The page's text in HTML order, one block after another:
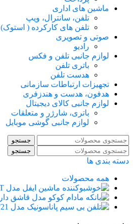
ماشین های اداری
تلفن، سانترال، ویپ
تلفن های کارکرده ( استوک)
صوتی و تصویری
رادیو
لوازم جانبی تلفن و فکس
باتری تلفن
هدست تلفن
تجهیزات ارتباطات سازمانی
هدفون، هدست و هندزفری
لوازم جانبی کالای دیجیتال
باتری، شارژر و متعلقات
لوازم جانبی گوشی موبایل
جستجو
جستجو
دسته بندی ها
همه محصولات